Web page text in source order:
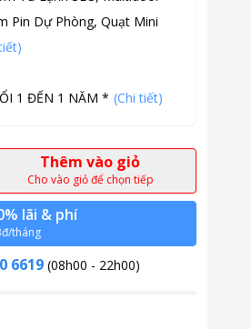
Pin Dự Phòng, Quạt Mini
1 ĐẾN 1 NĂM * (Chi tiết)
Thêm vào giỏ
Cho vào giỏ để chọn tiếp
lãi & phí
tháng
6619 (08h00 - 22h00)